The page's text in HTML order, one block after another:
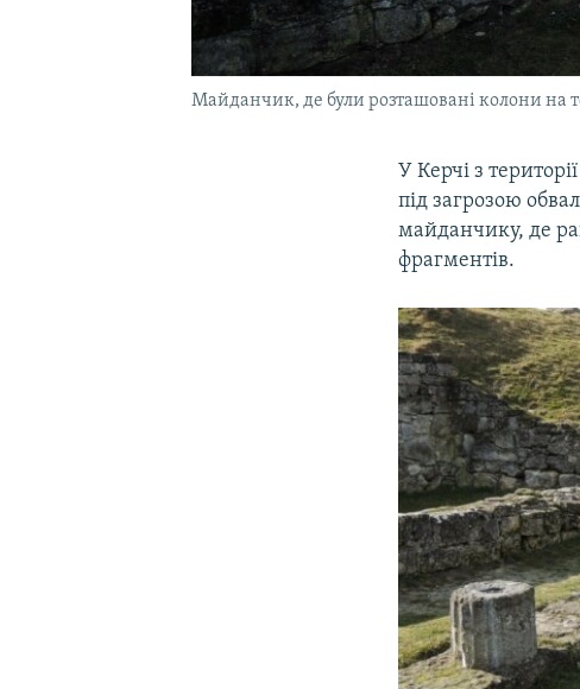
Майданчик, де були розташовані колони на
У Керчі з
під загрозою
майданчику, де
фрагментів.